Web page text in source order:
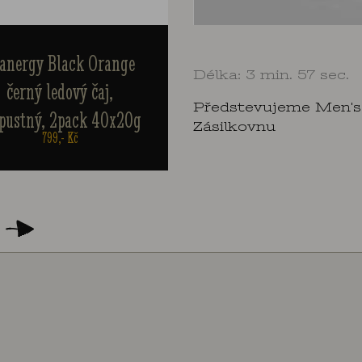
Teanergy Black Orange
černý ledový čaj,
rozpustný, balení 20x20g
Teanergy Green
rozpustný, 2pack
Délka: 3 min. 57 sec.
Předstevujeme
Zásilkovnu